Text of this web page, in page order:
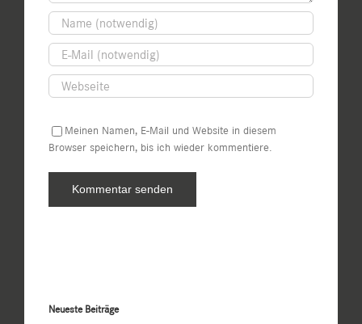
Meinen Namen, E-Mail und Website in diesem
Browser speichern, bis ich wieder kommentiere.
Neueste Beiträge